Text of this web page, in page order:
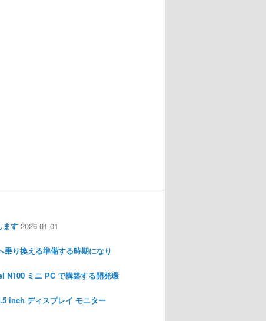
ます 2026-01-01
り換える準備する時期になり
N100 ミニ PC で構築する開発環
inch ディスプレイ モニター